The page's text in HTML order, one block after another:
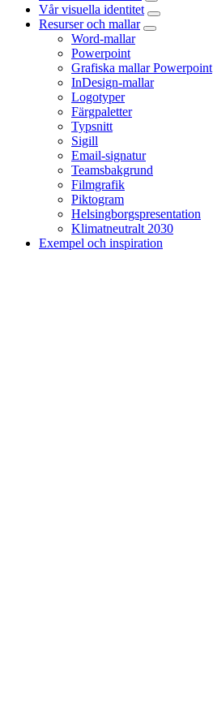
Vår visuella identitet
Resurser och mallar
Word-mallar
Powerpoint
Grafiska mallar Powerpoint
InDesign-mallar
Logotyper
Färgpaletter
Typsnitt
Sigill
Email-signatur
Teamsbakgrund
Filmgrafik
Piktogram
Helsingborgspresentation
Klimatneutralt 2030
Exempel och inspiration